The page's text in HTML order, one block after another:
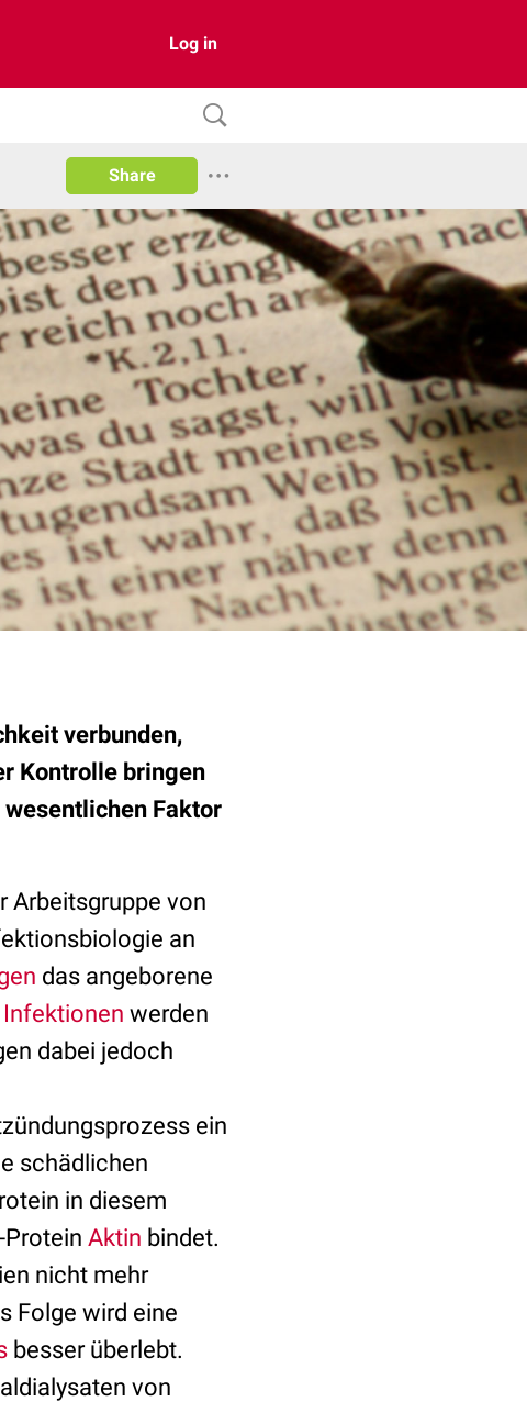
Log in
Share
verbunden,
Kontrolle bringen
wesentlichen Faktor
Arbeitsgruppe von
an
das angeborene
werden
dabei jedoch
ein
schädlichen
in diesem
-Protein Aktin bindet.
nicht mehr
Folge wird eine
besser überlebt.
von